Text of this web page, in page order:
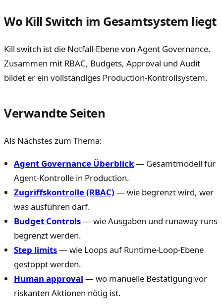
Wo Kill Switch im Gesamtsystem liegt
Kill switch ist die Notfall-Ebene von Agent Governance.
Zusammen mit RBAC, Budgets, Approval und Audit
bildet er ein vollständiges Production-Kontrollsystem.
Verwandte Seiten
Als Nächstes zum Thema:
Agent Governance Überblick— Gesamtmodell für
Agent-Kontrolle in Production.
Zugriffskontrolle (RBAC) — wie begrenzt wird, wer
was ausführen darf.
Budget Controls— wie Ausgaben und runaway runs
begrenzt werden.
Step limits— wie Loops auf Runtime-Loop-Ebene
gestoppt werden.
Human approval — wo manuelle Bestätigung vor
riskanten Aktionen nötig ist.